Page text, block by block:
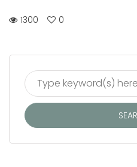
1300 0